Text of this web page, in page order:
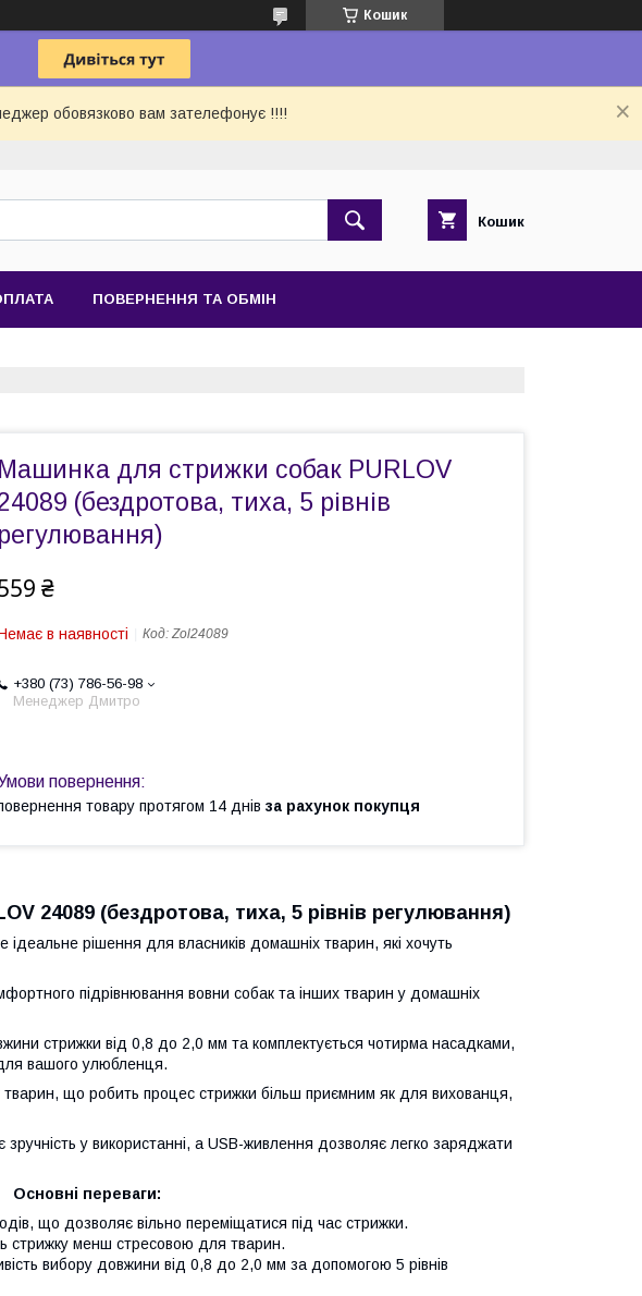
Кошик
обовязково вам зателефонує !!!!
Кошик
ПОВЕРНЕННЯ ТА ОБМІН
Машинка для стрижки собак PURLOV
(бездротова, тиха, 5 рівнів
регулювання)
₴
в наявності Код: Zol24089
+380 (73) 786-56-98
Менеджер Дмитро
товару протягом 14 днів за рахунок покупця
24089 (бездротова, тиха, 5 рівнів регулювання)
рішення для власників домашніх тварин, які хочуть
підрівнювання вовни собак та інших тварин у домашніх
стрижки від 0,8 до 2,0 мм та комплектується чотирма насадками,
вашого улюбленця.
тварин, що робить процес стрижки більш приємним як для вихованця,
у використанні, а USB-живлення дозволяє легко заряджати
Основні переваги:
що дозволяє вільно переміщатися під час стрижки.
стрижку менш стресовою для тварин.
вибору довжини від 0,8 до 2,0 мм за допомогою 5 рівнів